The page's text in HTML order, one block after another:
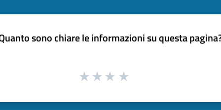
sono chiare le informazioni su questa